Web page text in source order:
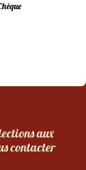
aux
contacter